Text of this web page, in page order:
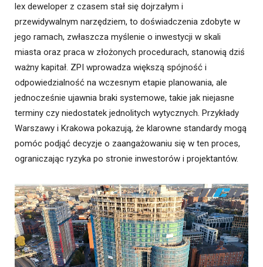
lex deweloper z czasem stał się dojrzałym i
przewidywalnym narzędziem, to doświadczenia zdobyte w
jego ramach, zwłaszcza myślenie o inwestycji w skali
miasta oraz praca w złożonych procedurach, stanowią dziś
ważny kapitał. ZPI wprowadza większą spójność i
odpowiedzialność na wczesnym etapie planowania, ale
jednocześnie ujawnia braki systemowe, takie jak niejasne
terminy czy niedostatek jednolitych wytycznych. Przykłady
Warszawy i Krakowa pokazują, że klarowne standardy mogą
pomóc podjąć decyzje o zaangażowaniu się w ten proces,
ograniczając ryzyka po stronie inwestorów i projektantów.